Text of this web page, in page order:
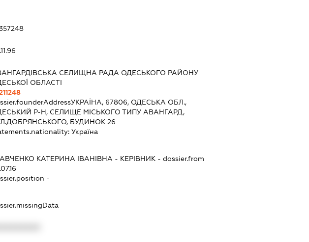
СЕЛИЩНА РАДА ОДЕСЬКОГО РАЙОНУ
ОБЛАСТІ
УКРАЇНА, 67806, ОДЕСЬКА ОБЛ.,
Р-Н, СЕЛИЩЕ МІСЬКОГО ТИПУ АВАНГАРД,
БУДИНОК 26
Україна
КАТЕРИНА ІВАНІВНА - КЕРІВНИК - dossier.from
-